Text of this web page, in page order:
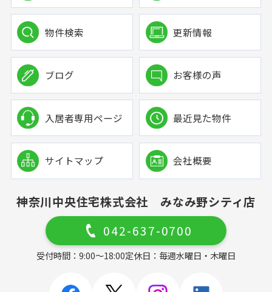
物件検索 更新情報
ブログ お客様の声
入居者専用ページ 最近見た物件
サイトマップ 会社概要
神奈川中央住宅株式会社 みなみ野シティ店
042-637-0700
受付時間：9:00～18:00定休日：毎週水曜日・木曜日